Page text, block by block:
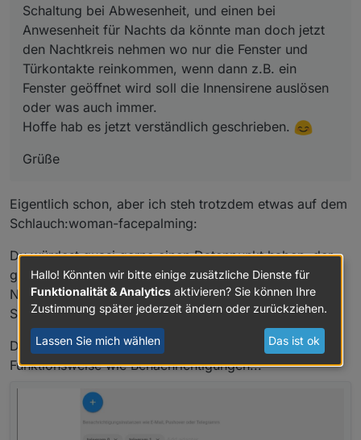
Schaltung bei Abwesenheit, und einen bei
Anwesenheit für Nachts da könnte man doch jetzt
den Nachtkreis nehmen wo nur die Fenster und
Türkontakte reinkommen, wenn dann z.B. ein
Fenster geöffnet wird soll die Innensirene auslösen
oder was auch immer.
Hoffe hab es jetzt verständlich geschrieben.
Grüße
Eigentlich schon, aber ich steh trotzdem etwas auf dem
Schlauch:woman-facepalming:
Du würdest quasi gerne einen Datenpunkt haben, der
gesetzt wird wenn es eine Veränderung z.B bei der
Nachtruhe kommt und der ggf. wie die eigentliche
Sirene funktioniert?
Du falls du das meinst, wäre das von der
Funktionsweise wie Benachrichtigungen...
Hallo! Könnten wir bitte einige zusätzliche Dienste für
Funktionalität & Analytics aktivieren? Sie können Ihre
Zustimmung später jederzeit ändern oder zurückziehen.
Lassen Sie mich wählen Das ist ok